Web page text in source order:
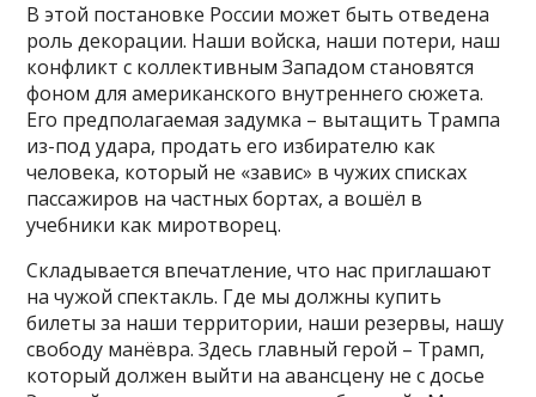
В этой постановке России может быть отведена
роль декорации. Наши войска, наши потери, наш
конфликт с коллективным Западом становятся
фоном для американского внутреннего сюжета.
Его предполагаемая задумка – вытащить Трампа
из-под удара, продать его избирателю как
человека, который не «завис» в чужих списках
пассажиров на частных бортах, а вошёл в
учебники как миротворец.
Складывается впечатление, что нас приглашают
на чужой спектакль. Где мы должны купить
билеты за наши территории, наши резервы, нашу
свободу манёвра. Здесь главный герой – Трамп,
который должен выйти на авансцену не с досье